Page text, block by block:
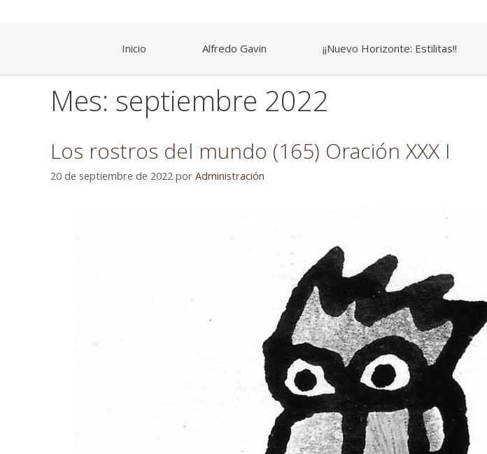
Inicio Alfredo Gavin ¡¡Nuevo Horizonte: Estilitas!!
Mes: septiembre 2022
Los rostros del mundo (165) Oración XXX I
20 de septiembre de 2022 por Administración